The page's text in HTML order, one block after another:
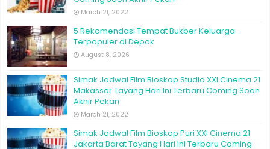
March 21, 2022
5 Rekomendasi Tempat Bukber Keluarga
Terpopuler di Depok
August 8, 2026
Simak Jadwal Film Bioskop Studio XXI Cinema 21
Makassar Tayang Hari Ini Terbaru Coming Soon
Akhir Pekan
March 21, 2022
Simak Jadwal Film Bioskop Puri XXI Cinema 21
Jakarta Barat Tayang Hari Ini Terbaru Coming